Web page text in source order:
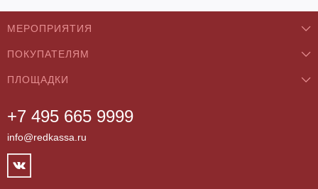
+7 495 665 9999
info@redkassa.ru
МЕРОПРИЯТИЯ
Концерты
Классика
Театры
Фестивали
Спорт
ПОКУПАТЕЛЯМ
О нас
Как купить
Возврат билетов
Контакты
ПЛОЩАДКИ
Бар/Ресторан/Кафе
Клуб
Концертный зал